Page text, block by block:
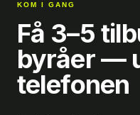
KOM I GANG
Få 3–5
byråer —
telefonen